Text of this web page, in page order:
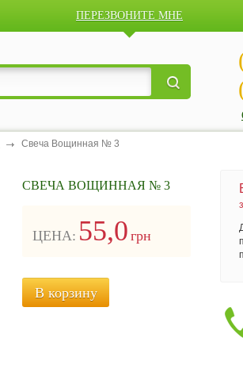
ПЕРЕЗВОНИТЕ МНЕ
Свеча Вощинная № 3
СВЕЧА ВОЩИННАЯ № 3
ЦЕНА: 55,0 грн
В корзину